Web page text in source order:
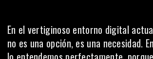
En el vertiginoso entorno digital
no es una opción, es una necesidad.